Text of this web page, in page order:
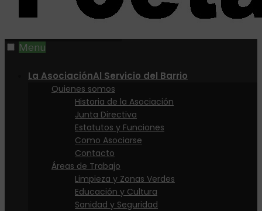
Menu
La AsociaciónAl Servicio del Barrio
Quienes somos
Historia de la Asociación
Junta Directiva
Estatutos y Funciones
Como Asociarse
Contacto
Áreas de Trabajo
Limpieza y Zonas Verdes
Educación y Cultura
Sanidad y Seguridad